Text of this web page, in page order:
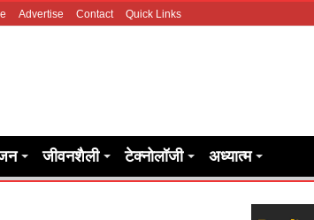
Advertise Contact Quick Links
जीवनशैली टेक्नोलॉजी अध्यात्म